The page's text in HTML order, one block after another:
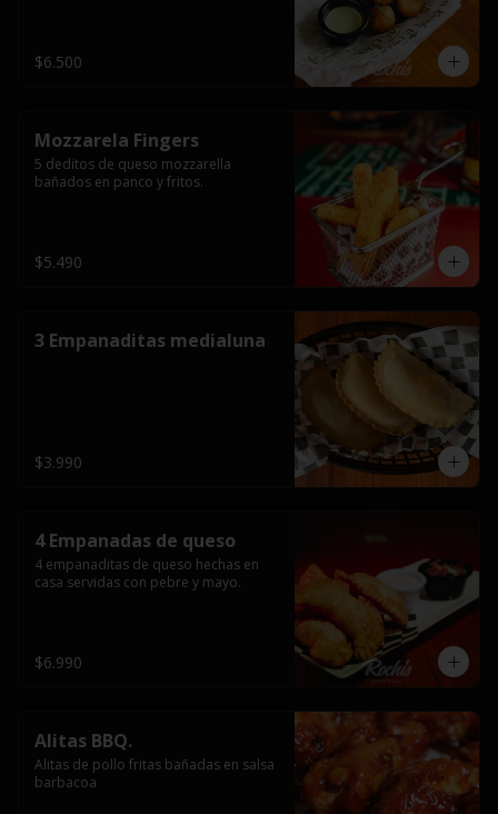
$6.500
Mozzarela Fingers
5 deditos de queso mozzarella
bañados en panco y fritos.
$5.490
3 Empanaditas medialuna
$3.990
4 Empanadas de queso
4 empanaditas de queso hechas en
casa servidas con pebre y mayo.
$6.990
Alitas BBQ.
Alitas de pollo fritas bañadas en salsa
barbacoa